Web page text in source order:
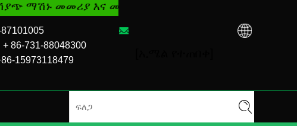
86-731-88048300
15973118479
መላ ፍለጋ ይረዳሃል። ይደውሉልን፡+86-731-88048300